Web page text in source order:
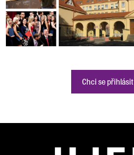
Chci se přihlásit